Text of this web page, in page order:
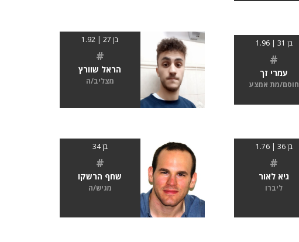
בן 31 | 1.96
#
עמרי זך
חוסם/מת אמצע
בן 27 | 1.92
#
הראל שוורץ
מצליב/ה
בן 36 | 1.76
#
גיא לאור
ליברו
בן 34
#
שחף הרשקו
מגיש/ה